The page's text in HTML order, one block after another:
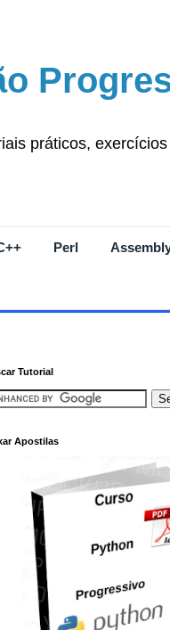
práticos,
Perl
Tutorial
Apostilas